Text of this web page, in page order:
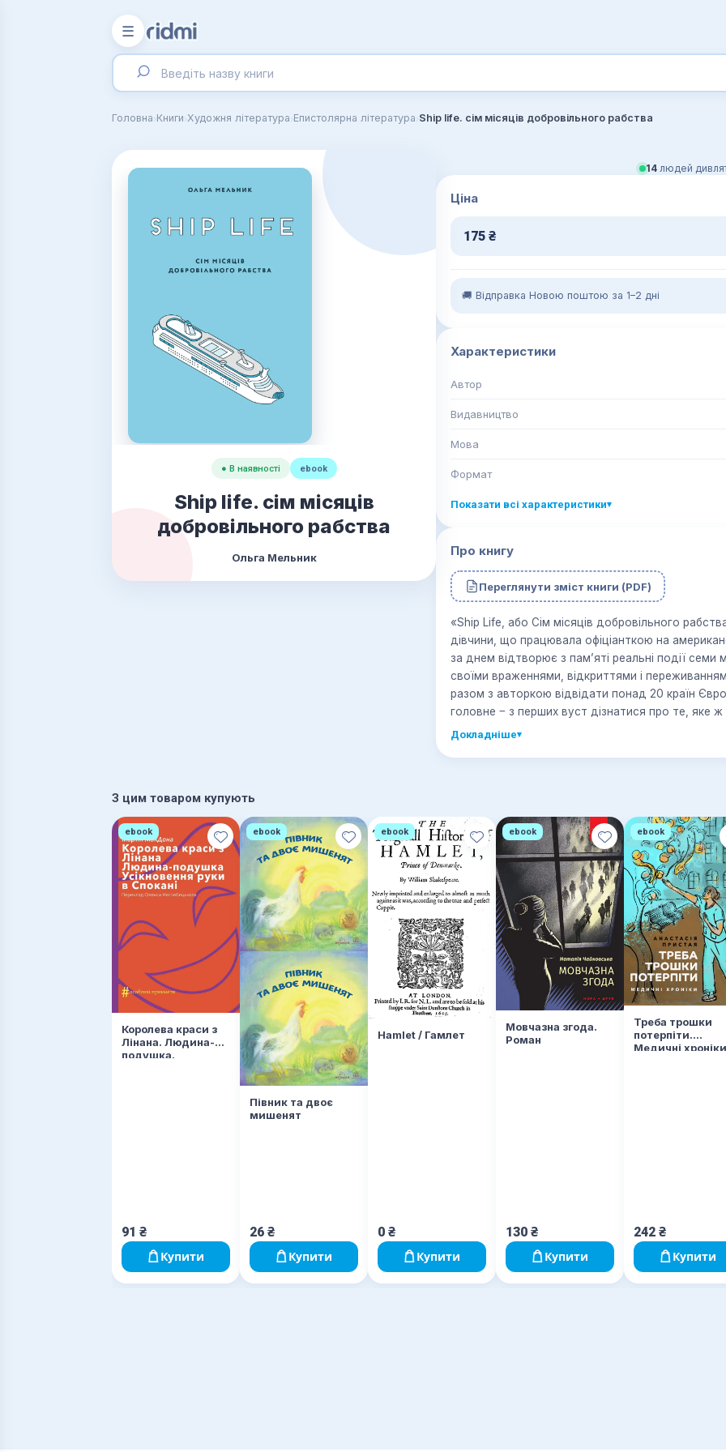
☰
Головна›Книги›Художня література›Епистолярна література›Ship life. сім місяців добровільного рабства
● В наявності ebook
Ship life. сім місяців
добровільного рабства
Ольга Мельник
14 людей
Ціна
175 ₴
🚚 Відправка Новою поштою за 1–2 дні
Характеристики
Автор
Видавництво
Мова
Формат
Показати всі характеристики▾
Про книгу
Переглянути зміст книги (PDF)
«Ship Life, або Сім місяців добровільного
дівчини, що працювала офіціанткою на
за днем відтворює з пам’яті реальні події семи
своїми враженнями, відкриттями і
разом з авторкою відвідати понад 20 країн
Докладніше▾
З цим товаром купують
ebook
Королева краси з
Лінана. Людина-
подушка.
91 ₴
Купити
ebook
Півник та двоє
мишенят
26 ₴
Купити
ebook
Hamlet / Гамлет
0 ₴
Купити
ebook
Мовчазна згода.
Роман
130 ₴
Купити
ebook
Треба трошки
потерпіти.
Медичні хроніки
242 ₴
Купити